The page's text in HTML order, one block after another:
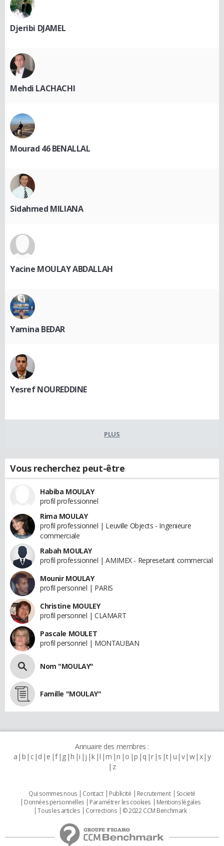
Djeribi DJAMEL
Mehdi LACHACHI
Mourad 46 BENALLAL
Sidahmed MILIANA
Yacine MOULAY ABDALLAH
Yamina BEDAR
Yesref NOUREDDINE
PLUS
Vous recherchez peut-être
Habiba MOULAY
profil professionnel
Rima MOULAY
profil professionnel | Leuville Objects - Ingenieure
commerciale
Rabah MOULAY
profil professionnel | AMIMEX - Represetant commercial
Mounir MOULAY
profil personnel | PARIS
Christine MOULEY
profil personnel | CLAMART
Pascale MOULET
profil personnel | MONTAUBAN
Nom "MOULAY"
Famille "MOULAY"
Annuaire des membres :
a b c d e f g h i j k l m n o p q r s t u v w x y
z
Qui sommes nous Contact Publicité Recrutement
Societé
Données personnelles
Paramétrer les cookies
Mentions légales
Tous les articles
Corrections © 2022 CCM Benchmark